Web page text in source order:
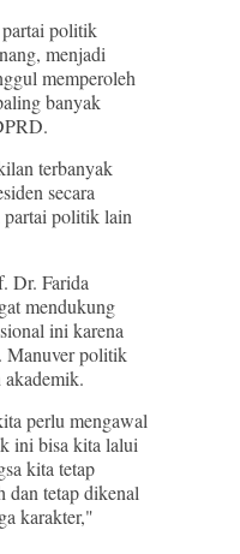
politik
menjadi
memperoleh
banyak
terbanyak
secara
partai politik lain
Dr. Farida
mendukung
ini karena
Manuver politik
perlu mengawal
ini bisa kita lalui
kita tetap
dan tetap dikenal
karakter,"